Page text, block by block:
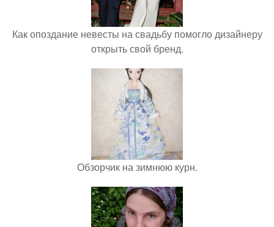
Как опоздание невесты на свадьбу помогло дизайнеру
открыть свой бренд.
Обзорчик на зимнюю курн.